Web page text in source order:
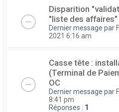
Disparition
"liste des affaires"
Dernier message par
2021 6:16 am
Casse tête :
(Terminal de
OC
Dernier message par
8:41 pm
Réponses : 1